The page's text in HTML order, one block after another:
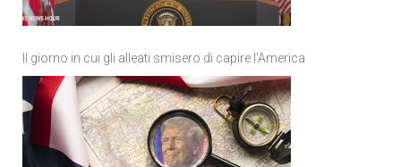
Il giorno in cui gli alleati smisero di capire l’America